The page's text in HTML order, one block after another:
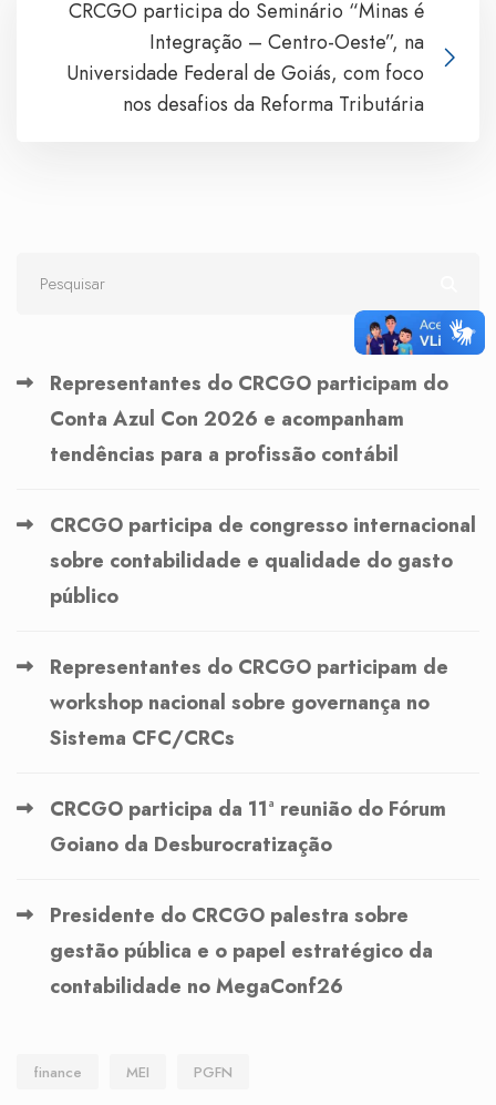
CRCGO participa do Seminário “Minas é
Integração – Centro-Oeste”, na
Universidade Federal de Goiás, com foco
nos desafios da Reforma Tributária
Representantes do CRCGO participam do
Conta Azul Con 2026 e acompanham
tendências para a profissão contábil
CRCGO participa de congresso internacional
sobre contabilidade e qualidade do gasto
público
Representantes do CRCGO participam de
workshop nacional sobre governança no
Sistema CFC/CRCs
CRCGO participa da 11ª reunião do Fórum
Goiano da Desburocratização
Presidente do CRCGO palestra sobre
gestão pública e o papel estratégico da
contabilidade no MegaConf26
finance MEI PGFN